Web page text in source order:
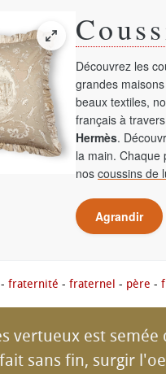
Découvrez les
grandes
beaux textiles,
français à
Hermès.
la main. Chaque
nos coussins de
Agrandir
fraternité - fraternel - père -
vertueux est
sans fin, surgir